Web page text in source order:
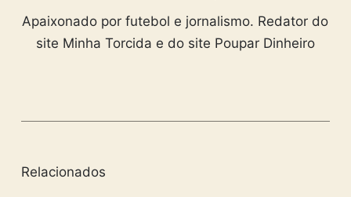
Apaixonado por futebol e jornalismo. Redator do
site Minha Torcida e do site Poupar Dinheiro
Relacionados